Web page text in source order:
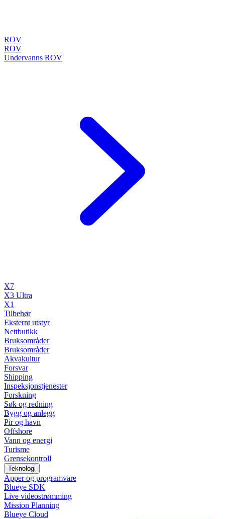
ROV
ROV
Undervanns ROV
X7
X3 Ultra
X1
Tilbehør
Eksternt utstyr
Nettbutikk
Bruksområder
Bruksområder
Akvakultur
Forsvar
Shipping
Inspeksjonstjenester
Forskning
Søk og redning
Bygg og anlegg
Pir og havn
Offshore
Vann og energi
Turisme
Grensekontroll
Teknologi
Apper og programvare
Blueye SDK
Live videostrømming
Mission Planning
Blueye Cloud